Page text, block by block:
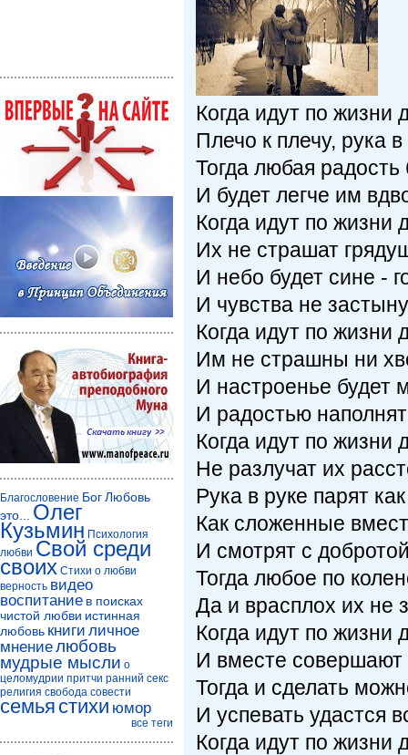
Когда идут по жизни
Плечо к плечу, рука в
Тогда любая
И будет легче им
Когда идут по жизни
Их не страшат
И небо будет сине -
И чувства не
Когда идут по жизни
Им не страшны ни
И настроенье будет
И радостью
Когда идут по жизни
Не разлучат их
Рука в руке парят
Как сложенные
И смотрят с
Тогда любое по
Да и врасплох их не
Когда идут по жизни
И вместе совершают
Тогда и сделать
И успевать удастся
Когда идут по жизни
Благословение БогЛюбовь
это...
Олег
Кузьмин Психология
любви Свой среди
своих Стихи о любви
верность видео
воспитание в поисках
чистой любви истинная
любовь книги личное
мнениелюбовь
мудрые мысли о
целомудрии притчи ранний секс
религия свобода совести
семья стихи юмор
все теги